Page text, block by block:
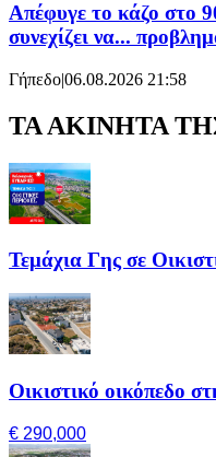
Απέφυγε το κάζο στο
συνεχίζει να...
Γήπεδο|06.08.2026 21:58
ΤΑ ΑΚΙΝΗΤΑ
Τεμάχια Γης σε
Οικιστικό οικόπεδο
€ 290,000